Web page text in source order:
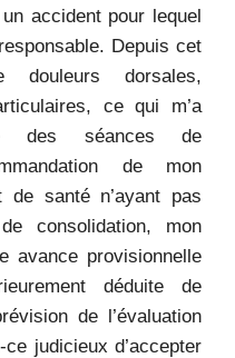
accident pour lequel
Depuis cet
dorsales,
ce qui m’a
des séances de
de mon
de santé n’ayant pas
consolidation, mon
avance provisionnelle
déduite de
de l’évaluation
judicieux d’accepter